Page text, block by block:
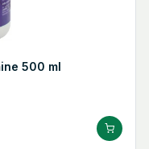
500 ml